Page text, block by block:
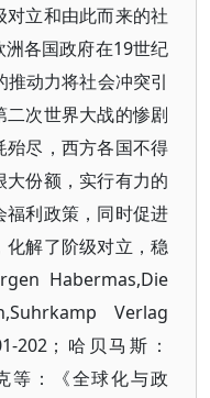
立和由此而来的社
各国政府在19世纪
动力将社会冲突引
次世界大战的惨剧
尽，西方各国不得
份额，实行有力的
利政策，同时促进
解了阶级对立，稳
Habermas,Die
Verlag
202；哈贝马斯：
等：《全球化与政